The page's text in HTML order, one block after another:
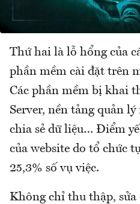
Thứ hai là lỗ hổng của
phần mềm cài đặt trên
Các phần mềm bị khai
Server, nền tảng quản
chia sẻ dữ liệu… Điểm
của website do tổ chức
25,3% số vụ việc.
Không chỉ thu thập, sửa